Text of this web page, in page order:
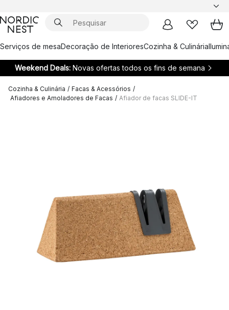
Serviços de mesaDecoração de InterioresCozinha & Culinária
Weekend Deals: Novas ofertas todos os fins de semana
Cozinha & Culinária / Facas & Acessórios /
Afiadores e Amoladores de Facas / Afiador de facas SLIDE-IT